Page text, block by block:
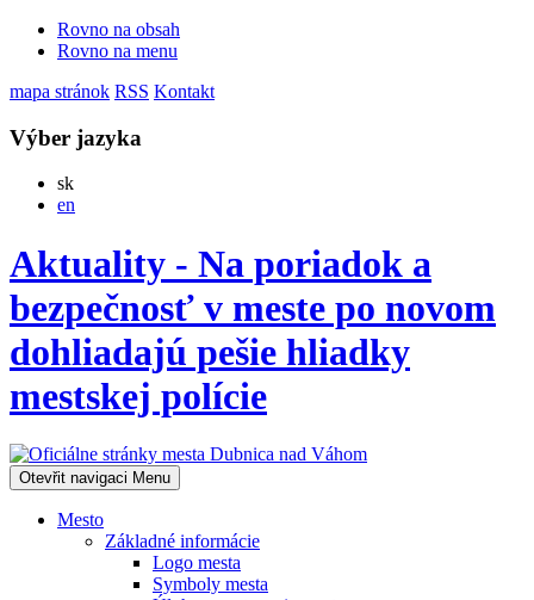
Rovno na obsah
Rovno na menu
mapa stránok RSS Kontakt
Výber jazyka
skSlovensky
en
Aktuality - Na poriadok a
bezpečnosť v meste po novom
dohliadajú pešie hliadky
mestskej polície
Otevřit navigaci Menu
Mesto
Základné informácie
Logo mesta
Symboly mesta